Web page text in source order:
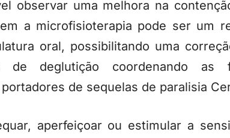
observar uma melhora na
a microfisioterapia pode ser um
oral, possibilitando uma
de deglutição coordenando as
de sequelas de paralisia
aperfeiçoar ou estimular a